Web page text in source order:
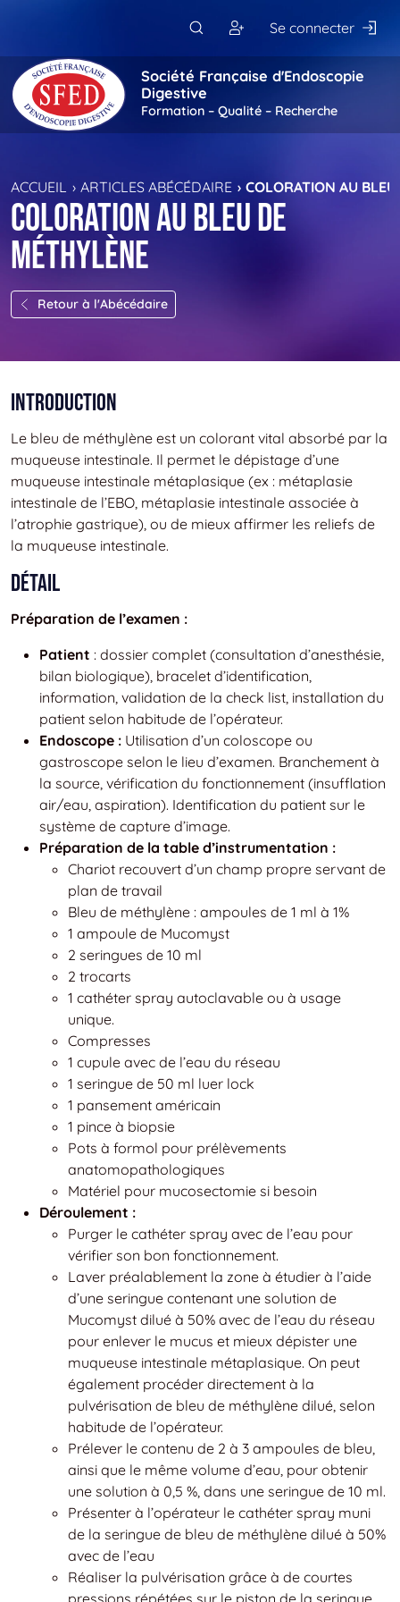
Se connecter
Société Française d'Endoscopie
Digestive
Formation – Qualité – Recherche
ACCUEIL ARTICLES ABÉCÉDAIRE COLORATION AU
Coloration au bleu de
méthylène
Retour à l'Abécédaire
Introduction
Le bleu de méthylène est un colorant vital absorbé par la
muqueuse intestinale. Il permet le dépistage d’une
muqueuse intestinale métaplasique (ex : métaplasie
intestinale de l’EBO, métaplasie intestinale associée à
l’atrophie gastrique), ou de mieux affirmer les reliefs de
la muqueuse intestinale.
Détail
Préparation de l’examen :
Patient : dossier complet (consultation d’anesthésie,
bilan biologique), bracelet d’identification,
information, validation de la check list, installation du
patient selon habitude de l’opérateur.
Endoscope : Utilisation d’un coloscope ou
gastroscope selon le lieu d’examen. Branchement à
la source, vérification du fonctionnement (insufflation
air/eau, aspiration). Identification du patient sur le
système de capture d’image.
Préparation de la table d’instrumentation :
Chariot recouvert d’un champ propre servant de
plan de travail
Bleu de méthylène : ampoules de 1 ml à 1%
1 ampoule de Mucomyst
2 seringues de 10 ml
2 trocarts
1 cathéter spray autoclavable ou à usage
unique.
Compresses
1 cupule avec de l’eau du réseau
1 seringue de 50 ml luer lock
1 pansement américain
1 pince à biopsie
Pots à formol pour prélèvements
anatomopathologiques
Matériel pour mucosectomie si besoin
Déroulement :
Purger le cathéter spray avec de l’eau pour
vérifier son bon fonctionnement.
Laver préalablement la zone à étudier à l’aide
d’une seringue contenant une solution de
Mucomyst dilué à 50% avec de l’eau du réseau
pour enlever le mucus et mieux dépister une
muqueuse intestinale métaplasique. On peut
également procéder directement à la
pulvérisation de bleu de méthylène dilué, selon
habitude de l’opérateur.
Prélever le contenu de 2 à 3 ampoules de bleu,
ainsi que le même volume d’eau, pour obtenir
une solution à 0,5 %, dans une seringue de 10 ml.
Présenter à l’opérateur le cathéter spray muni
de la seringue de bleu de méthylène dilué à 50%
avec de l’eau
Réaliser la pulvérisation grâce à de courtes